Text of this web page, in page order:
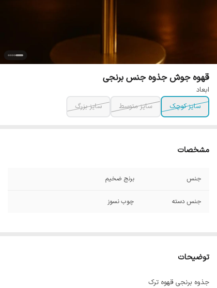
قهوه جوش جذوه جنس برنجی
ابعاد
سایز کوچک
سایز متوسط سایز بزرگ
مشخصات
جنس برنج ضخیم
جنس دسته چوب نسوز
توضیحات
جذوه برنجی قهوه ترک